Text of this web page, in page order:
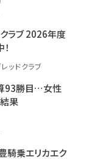
ラブ 2026年度
ッドクラブ
93勝目…女性
果
騎乗エリカエク